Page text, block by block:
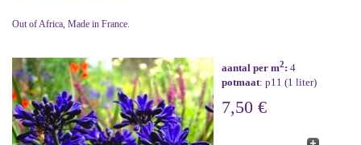
Out of Africa, Made in France.
aantal per m2: 4
potmaat: p11 (1 liter)
7,50 €